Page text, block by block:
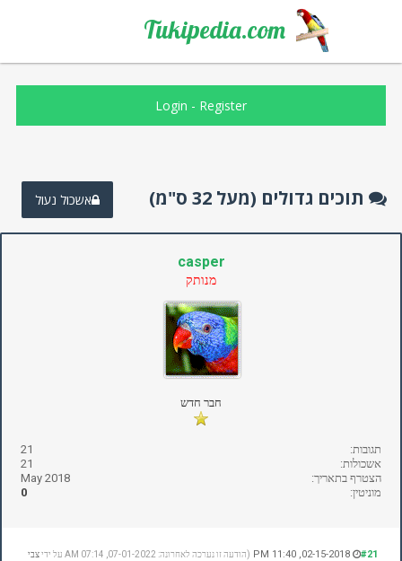
Tukipedia.com
Login - Register
אשכול נעול תוכים גדולים (מעל 32 ס"מ)
casper
מנותק
חבר חדש
תגובות:
21
אשכולות:
21
הצטרף בתאריך:
May 2018
מוניטין:
0
#21 (הודעה זו נערכה לאחרונה: 07-01-2022, 07:14 AM על ידי
צבי